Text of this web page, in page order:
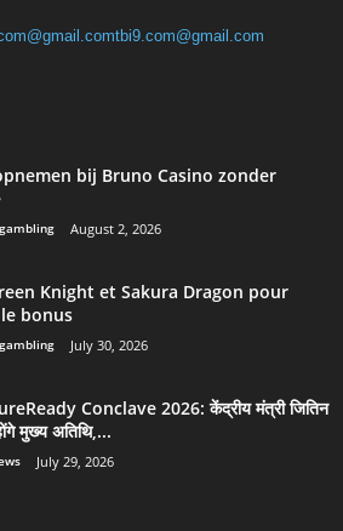
bij Bruno Casino zonder
August 2, 2026
Knight et Sakura Dragon pour
bonus
July 30, 2026
Conclave 2026: केंद्रीय मंत्री जितिन
मुख्य अतिथि,...
July 29, 2026